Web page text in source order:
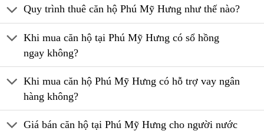
Quy trình thuê căn hộ Phú Mỹ Hưng như thế nào?
Khi mua căn hộ tại Phú Mỹ Hưng có sổ hồng
ngay không?
Khi mua căn hộ Phú Mỹ Hưng có hỗ trợ vay ngân
hàng không?
Giá bán căn hộ tại Phú Mỹ Hưng cho người nước